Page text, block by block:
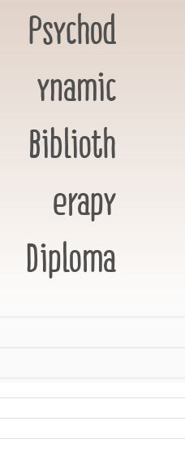
Psychod
ynamic
Biblioth
erapy
Diploma